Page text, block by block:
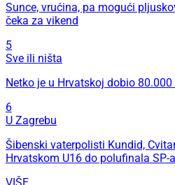
Sunce, vrućina, pa mogući
čeka za vikend
5
Sve ili ništa
Netko je u Hrvatskoj dobio
6
U Zagrebu
Šibenski vaterpolisti Kundid,
Hrvatskom U16 do polufinala SP-a